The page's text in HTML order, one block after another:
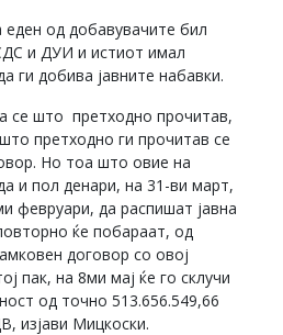
од добавувачите бил
и ДУИ и истиот имал
ги добива јавните набавки.
се што претходно прочитав,
претходно ги прочитав се
Но тоа што овие на
и пол денари, на 31-ви март,
февруари, да распишат јавна
ќе побараат, од
договор со овој
пак, на 8ми мај ќе го склучи
од точно 513.656.549,66
изјави Мицкоски.